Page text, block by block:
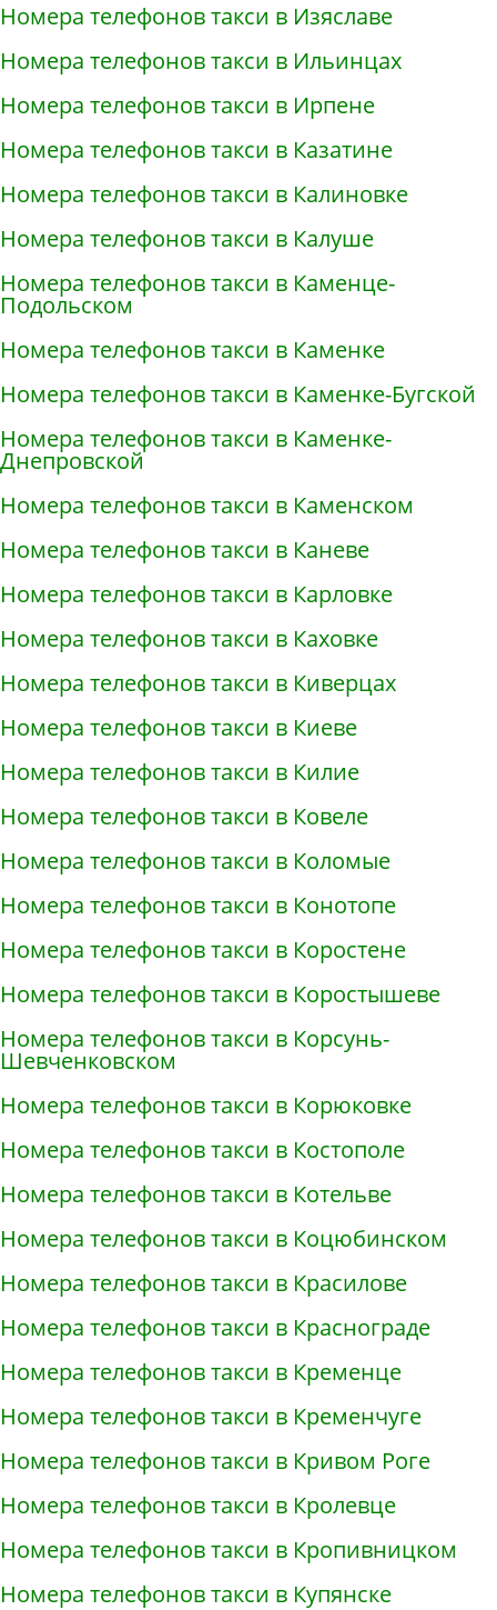
Номера телефонов такси в Изяславе
Номера телефонов такси в Ильинцах
Номера телефонов такси в Ирпене
Номера телефонов такси в Казатине
Номера телефонов такси в Калиновке
Номера телефонов такси в Калуше
Номера телефонов такси в Каменце-
Подольском
Номера телефонов такси в Каменке
Номера телефонов такси в Каменке-Бугской
Номера телефонов такси в Каменке-
Днепровской
Номера телефонов такси в Каменском
Номера телефонов такси в Каневе
Номера телефонов такси в Карловке
Номера телефонов такси в Каховке
Номера телефонов такси в Киверцах
Номера телефонов такси в Киеве
Номера телефонов такси в Килие
Номера телефонов такси в Ковеле
Номера телефонов такси в Коломые
Номера телефонов такси в Конотопе
Номера телефонов такси в Коростене
Номера телефонов такси в Коростышеве
Номера телефонов такси в Корсунь-
Шевченковском
Номера телефонов такси в Корюковке
Номера телефонов такси в Костополе
Номера телефонов такси в Котельве
Номера телефонов такси в Коцюбинском
Номера телефонов такси в Красилове
Номера телефонов такси в Краснограде
Номера телефонов такси в Кременце
Номера телефонов такси в Кременчуге
Номера телефонов такси в Кривом Роге
Номера телефонов такси в Кролевце
Номера телефонов такси в Кропивницком
Номера телефонов такси в Купянске